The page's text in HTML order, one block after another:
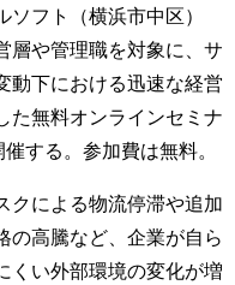
ソフト（横浜市中区）
層や管理職を対象に、サ
動下における迅速な経営
た無料オンラインセミナ
する。参加費は無料。
クによる物流停滞や追加
の高騰など、企業が自ら
くい外部環境の変化が増